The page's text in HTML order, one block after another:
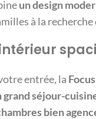
un design
à la
entrée, la
grand séjour-
bien